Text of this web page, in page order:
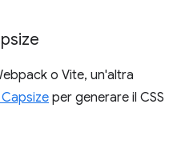
o Vite, un'altra
per generare il CSS